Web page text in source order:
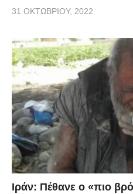
31 ΟΚΤΩΒΡΊΟΥ, 2022
Ιράν: Πέθανε ο «πιο